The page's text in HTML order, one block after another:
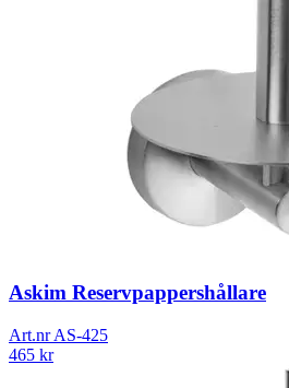
Askim Reservpappershållare
Art.nrAS-425
465 kr